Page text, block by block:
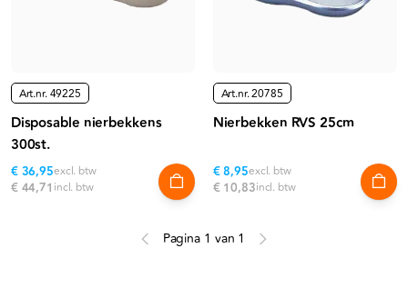
Art.nr.49225
Disposable nierbekkens
300st.
€ 36,95excl. btw
€ 44,71 incl. btw
Art.nr.20785
Nierbekken RVS 25cm
€ 8,95excl. btw
€ 10,83incl. btw
Pagina 1 van 1